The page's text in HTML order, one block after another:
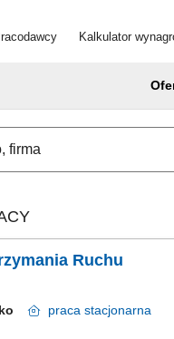
Kalkulator
Ruchu
praca stacjonarna